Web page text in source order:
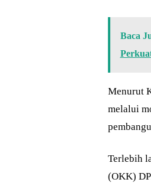
Baca
Menurut
melalui
Terlebih
(OKK)